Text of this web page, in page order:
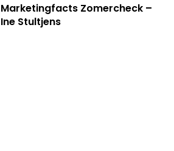
Marketingfacts Zomercheck –
Ine Stultjens